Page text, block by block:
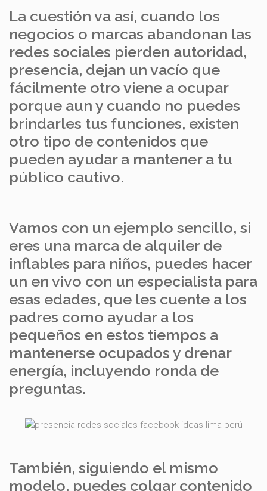
La cuestión va así, cuando los
negocios o marcas abandonan las
redes sociales pierden autoridad,
presencia, dejan un vacío que
fácilmente otro viene a ocupar
porque aun y cuando no puedes
brindarles tus funciones, existen
otro tipo de contenidos que
pueden ayudar a mantener a tu
público cautivo.
Vamos con un ejemplo sencillo, si
eres una marca de alquiler de
inflables para niños, puedes hacer
un en vivo con un especialista para
esas edades, que les cuente a los
padres como ayudar a los
pequeños en estos tiempos a
mantenerse ocupados y drenar
energía, incluyendo ronda de
preguntas.
También, siguiendo el mismo
modelo, puedes colgar contenido